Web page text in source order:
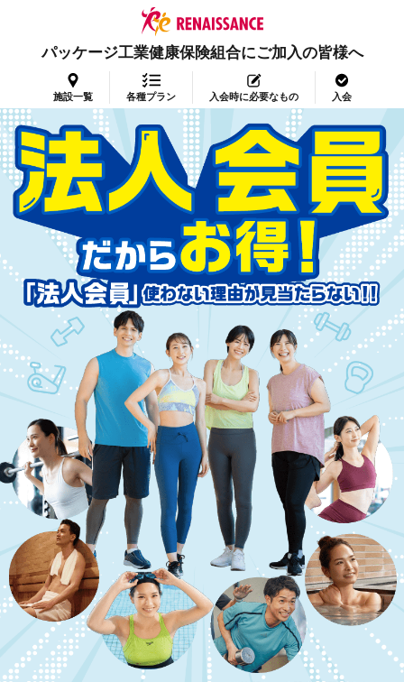
パッケージ工業健康保険組合にご加入の皆様へ
施設一覧 各種プラン 入会時に必要なもの 入会